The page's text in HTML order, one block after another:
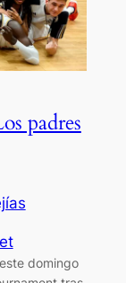
padres
domingo